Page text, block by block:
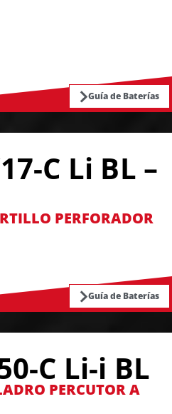
Guía de Baterías
C Li BL –
PERFORADOR
Guía de Baterías
C Li-i BL
PERCUTOR A